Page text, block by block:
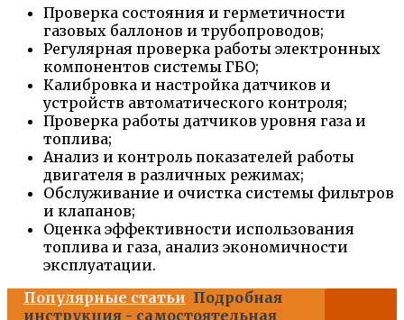
Проверка состояния и герметичности
газовых баллонов и трубопроводов;
Регулярная проверка работы электронных
компонентов системы ГБО;
Калибровка и настройка датчиков и
устройств автоматического контроля;
Проверка работы датчиков уровня газа и
топлива;
Анализ и контроль показателей работы
двигателя в различных режимах;
Обслуживание и очистка системы фильтров
и клапанов;
Оценка эффективности использования
топлива и газа, анализ экономичности
эксплуатации.
Популярные статьи Подробная
инструкция - самостоятельная